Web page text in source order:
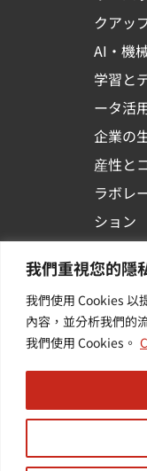
我們重視您的隱
我們使用 Cookies 以
內容，並分析我們的
我們使用 Cookies。
クアッ
AI・機
学習と
ータ活
企業の
産性と
ラボレ
ション
プラッ
フォー
活用
サービ